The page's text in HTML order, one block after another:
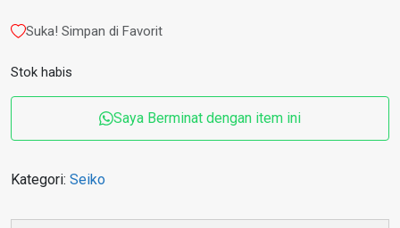
Rp 62.699.000.000,00.
Suka! Simpan di Favorit
Stok habis
Saya Berminat dengan item ini
Kategori: Seiko